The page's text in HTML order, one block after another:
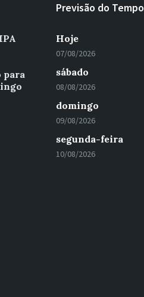
para
Previsão do Tempo
Hoje
07/08/2026
sábado
08/08/2026
domingo
09/08/2026
segunda-feira
10/08/2026